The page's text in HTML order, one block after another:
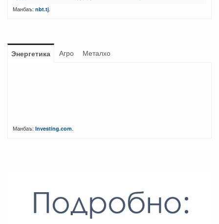
Манбаъ: nbt.tj.
Энергетика Агро Металхо
Манбаъ: Investing.com.